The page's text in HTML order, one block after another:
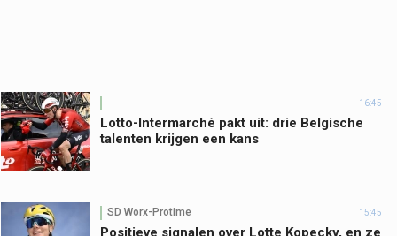
16:45
Lotto-Intermarché pakt uit: drie Belgische
talenten krijgen een kans
SD Worx-Protime 15:45
Positieve signalen over Lotte Kopecky, en ze